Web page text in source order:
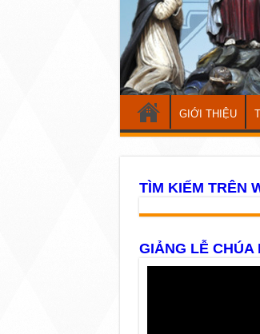
GIỚI THIỆU
TÌM KIẾM TRÊN
GIẢNG LỄ CHÚA